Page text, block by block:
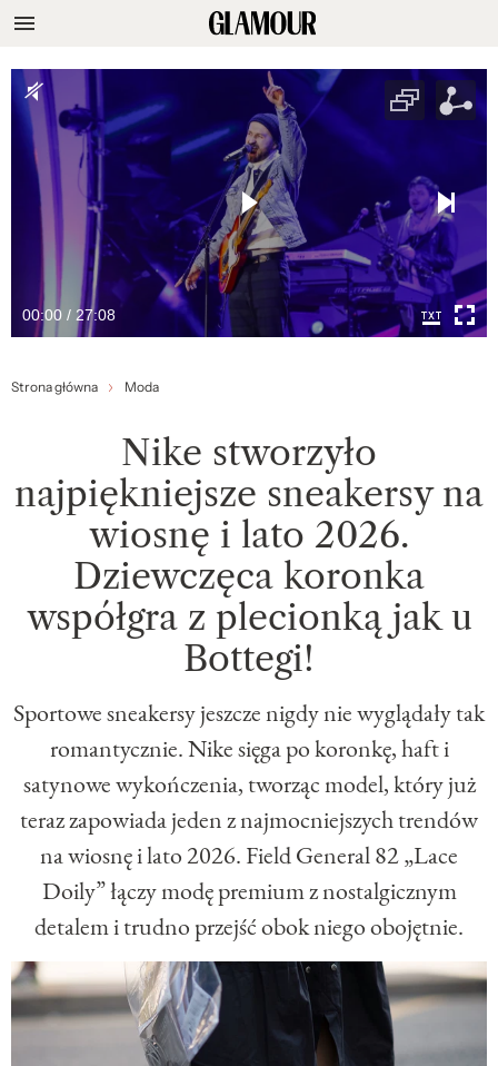
00:00 / 27:08
Strona główna Moda
Nike stworzyło
najpiękniejsze sneakersy na
wiosnę i lato 2026.
Dziewczęca koronka
współgra z plecionką jak u
Bottegi!
Sportowe sneakersy jeszcze nigdy nie wyglądały tak
romantycznie. Nike sięga po koronkę, haft i
satynowe wykończenia, tworząc model, który już
teraz zapowiada jeden z najmocniejszych trendów
na wiosnę i lato 2026. Field General 82 „Lace
Doily” łączy modę premium z nostalgicznym
detalem i trudno przejść obok niego obojętnie.